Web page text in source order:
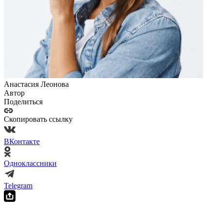
Анастасия Леонова
Автор
Поделиться
Скопировать ссылку
ВКонтакте
Одноклассники
Telegram